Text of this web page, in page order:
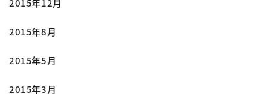
2015年8月
2015年5月
2015年3月